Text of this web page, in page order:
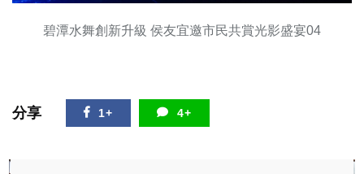
碧潭水舞創新升級 侯友宜邀市民共賞光影盛宴04
分享 1+ 4+